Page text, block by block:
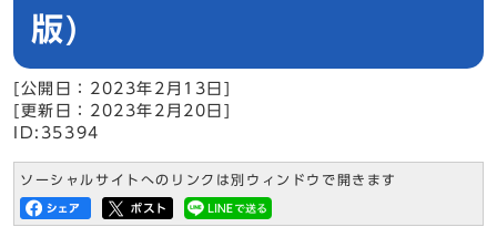
版)
[公開日：2023年2月13日]
[更新日：2023年2月20日]
ID:35394
ソーシャルサイトへのリンクは別ウィンドウで開きます